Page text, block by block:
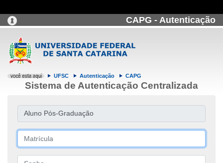
CAPG - Autenticação
UFSC Autenticação CAPG
Sistema de Autenticação Centralizada
Aluno Pós-Graduação